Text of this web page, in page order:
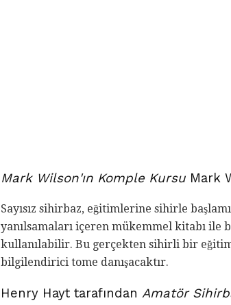
Mark Wilson'ın Komple Kursu Mark
Sayısız sihirbaz, eğitimlerine sihirle
yanılsamaları içeren mükemmel kitabı ile
kullanılabilir. Bu gerçekten sihirli bir
bilgilendirici tome danışacaktır.
Henry Hayt tarafından Amatör